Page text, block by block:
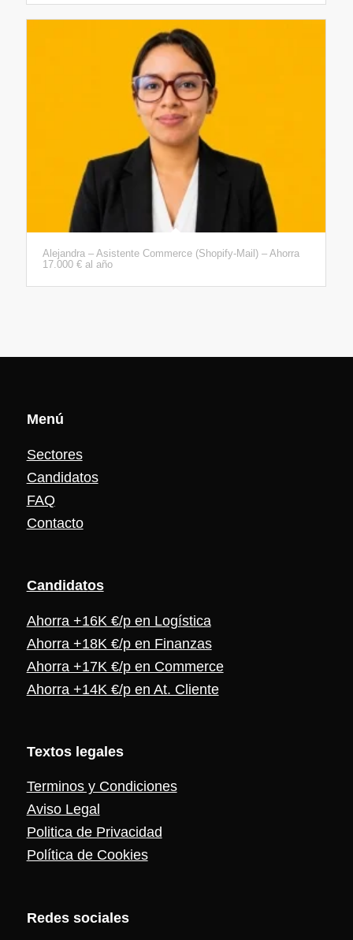
Alejandra – Asistente Commerce (Shopify-Mail) – Ahorra
17.000 € al año
Menú
Sectores
Candidatos
FAQ
Contacto
Candidatos
Ahorra +16K €/p en Logística
Ahorra +18K €/p en Finanzas
Ahorra +17K €/p en Commerce
Ahorra +14K €/p en At. Cliente
Textos legales
Terminos y Condiciones
Aviso Legal
Politica de Privacidad
Política de Cookies
Redes sociales